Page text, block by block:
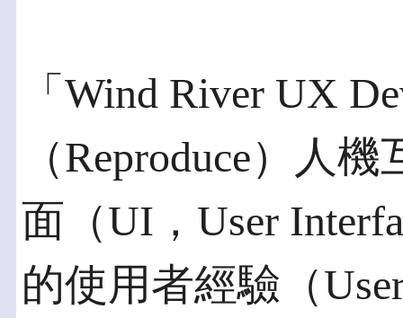
「Wind River UX
（Reproduce）人
面（UI，User
的使用者經驗（